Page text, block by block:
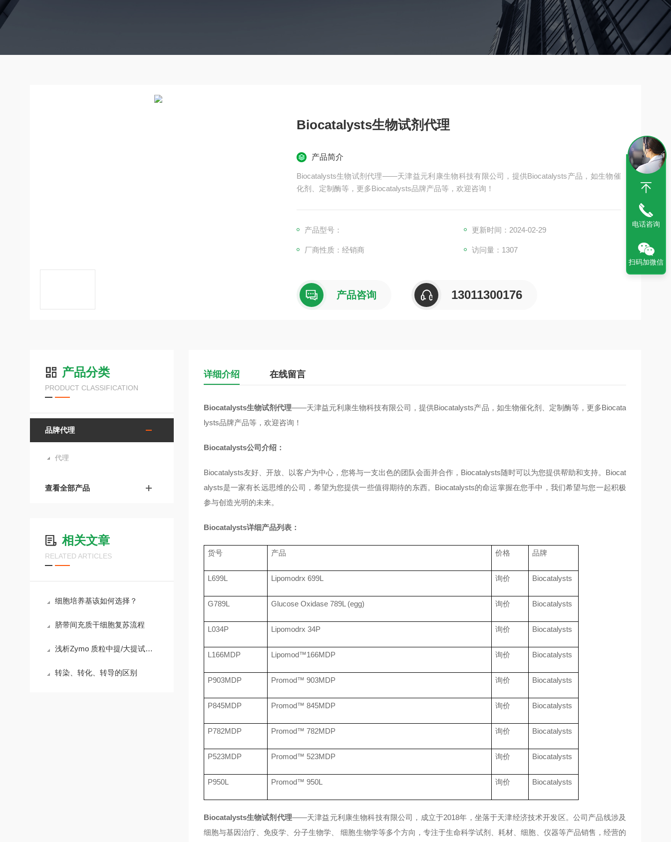
Biocatalysts生物试剂代理
产品简介
Biocatalysts生物试剂代理——天津益元利康生物科技有限公司，提供Biocatalysts产品，如生物催
化剂、定制酶等，更多Biocatalysts品牌产品等，欢迎咨询！
产品型号： 更新时间：2024-02-29
厂商性质：经销商 访问量：1307
产品咨询 13011300176
产品分类
PRODUCT CLASSIFICATION
品牌代理
代理
查看全部产品
相关文章
RELATED ARTICLES
细胞培养基该如何选择？
脐带间充质干细胞复苏流程
浅析Zymo 质粒中提/大提试剂盒的使用方法
转染、转化、转导的区别
详细介绍 在线留言
Biocatalysts生物试剂代理——天津益元利康生物科技有限公司，提供Biocatalysts产品，如生物催化剂、定制酶等，更多Biocata
lysts品牌产品等，欢迎咨询！
Biocatalysts公司介绍：
Biocatalysts友好、开放、以客户为中心，您将与一支出色的团队会面并合作， Biocatalysts随时可以为您提供帮助和支持。 Biocat
alysts是一家有长远思维的公司，希望为您提供一些值得期待的东西。 Biocatalysts的命运掌握在您手中，我们希望与您一起积极
参与创造光明的未来。
Biocatalysts详细产品列表：
货号 产品 价格 品牌
L699L Lipomodrx 699L 询价 Biocatalysts
G789L Glucose Oxidase 789L (egg) 询价 Biocatalysts
L034P Lipomodrx 34P 询价 Biocatalysts
L166MDP Lipomod™166MDP 询价 Biocatalysts
P903MDP Promod™ 903MDP 询价 Biocatalysts
P845MDP Promod™ 845MDP 询价 Biocatalysts
P782MDP Promod™ 782MDP 询价 Biocatalysts
P523MDP Promod™ 523MDP 询价 Biocatalysts
P950L Promod™ 950L 询价 Biocatalysts
Biocatalysts生物试剂代理——天津益元利康生物科技有限公司，成立于2018年，坐落于天津经济技术开发区。公司产品线涉及
细胞与基因治疗、免疫学、分子生物学、 细胞生物学等多个方向，专注于生命科学试剂、耗材、细胞、仪器等产品销售，经营的
电话咨询
扫码加微信